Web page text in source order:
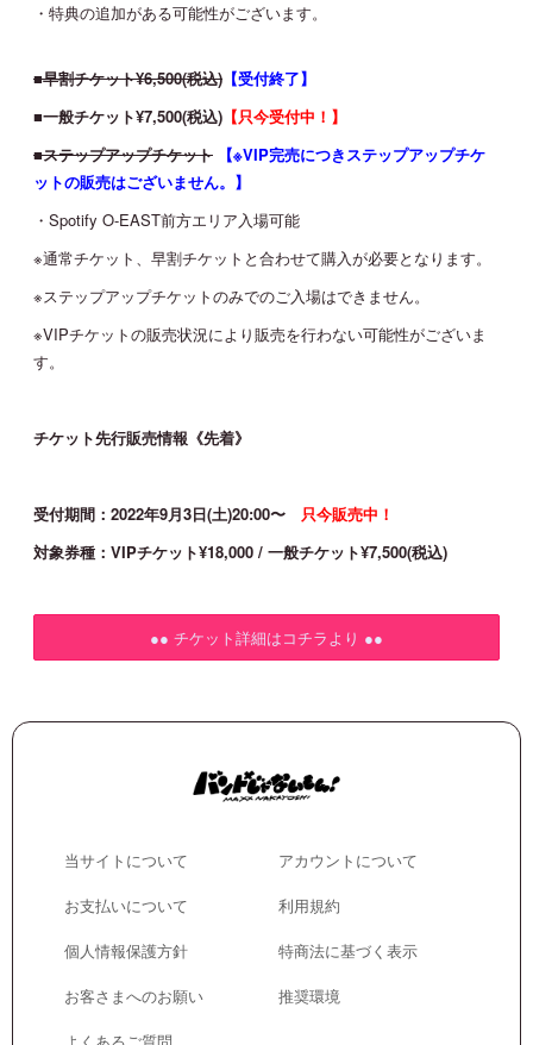
・特典の追加がある可能性がございます。
■早割チケット¥6,500(税込) 【受付終了】
■一般チケット¥7,500(税込) 【只今受付中！】
■ステップアップチケット
【※VIP完売につきステップアップチケ
ットの販売はございません。】
・Spotify O-EAST前方エリア入場可能
※通常チケット、早割チケットと合わせて購入が必要となります。
※ステップアップチケットのみでのご入場はできません。
※VIPチケットの販売状況により販売を行わない可能性がございま
す。
チケット先行販売情報《先着》
受付期間：2022年9月3日(土)20:00〜 只今販売中！
対象券種：VIPチケット¥18,000 / 一般チケット¥7,500(税込)
●● チケット詳細はコチラより ●●
当サイトについて
アカウントについて
お支払いについて
利用規約
個人情報保護方針
特商法に基づく表示
お客さまへのお願い
推奨環境